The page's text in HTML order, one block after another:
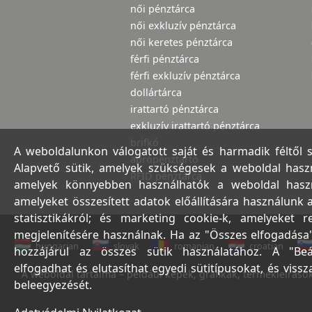
női pénztárca
női exkluzív pénztárca
női keretes pénztárca
férfi pénztárca
férfi exkluzív pénztárca
dollártárca
irattartó pénztárca
exkluzív irattartó pénztárca
brifkó
aprópénztartó
RFID pénztárca
hungarian slovak romanian croatian
A weboldal tartalma – például képek, grafikák,
A weboldalunkon válogatott saját és harmadik féltől
Alapvető sütik, amelyek szükségesek a weboldal
amelyek könnyebben használhatók a weboldal
amelyeket összesített adatok előállítására használunk
statisztikákról; és marketing cookie-k, amelyeket
megjelenítésére használnak. Ha az "Összes
hozzájárul az összes sütik használatához. A
elfogadhat és elutasíthat egyedi sütitípusokat, és
beleegyezését.